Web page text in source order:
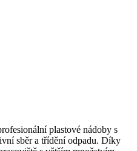
plastové nádoby s
sběr a třídění odpadu. Díky